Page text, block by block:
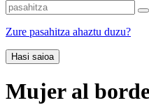
Zure pasahitza ahaztu duzu?
Hasi saioa
Mujer al